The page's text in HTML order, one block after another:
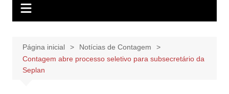
Página inicial
Notícias de Contagem
Contagem abre processo seletivo para subsecretário da
Seplan